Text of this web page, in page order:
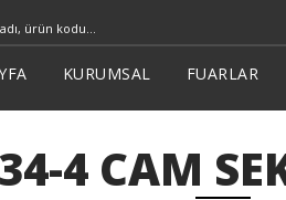
KURUMSAL FUARLAR
4 CAM